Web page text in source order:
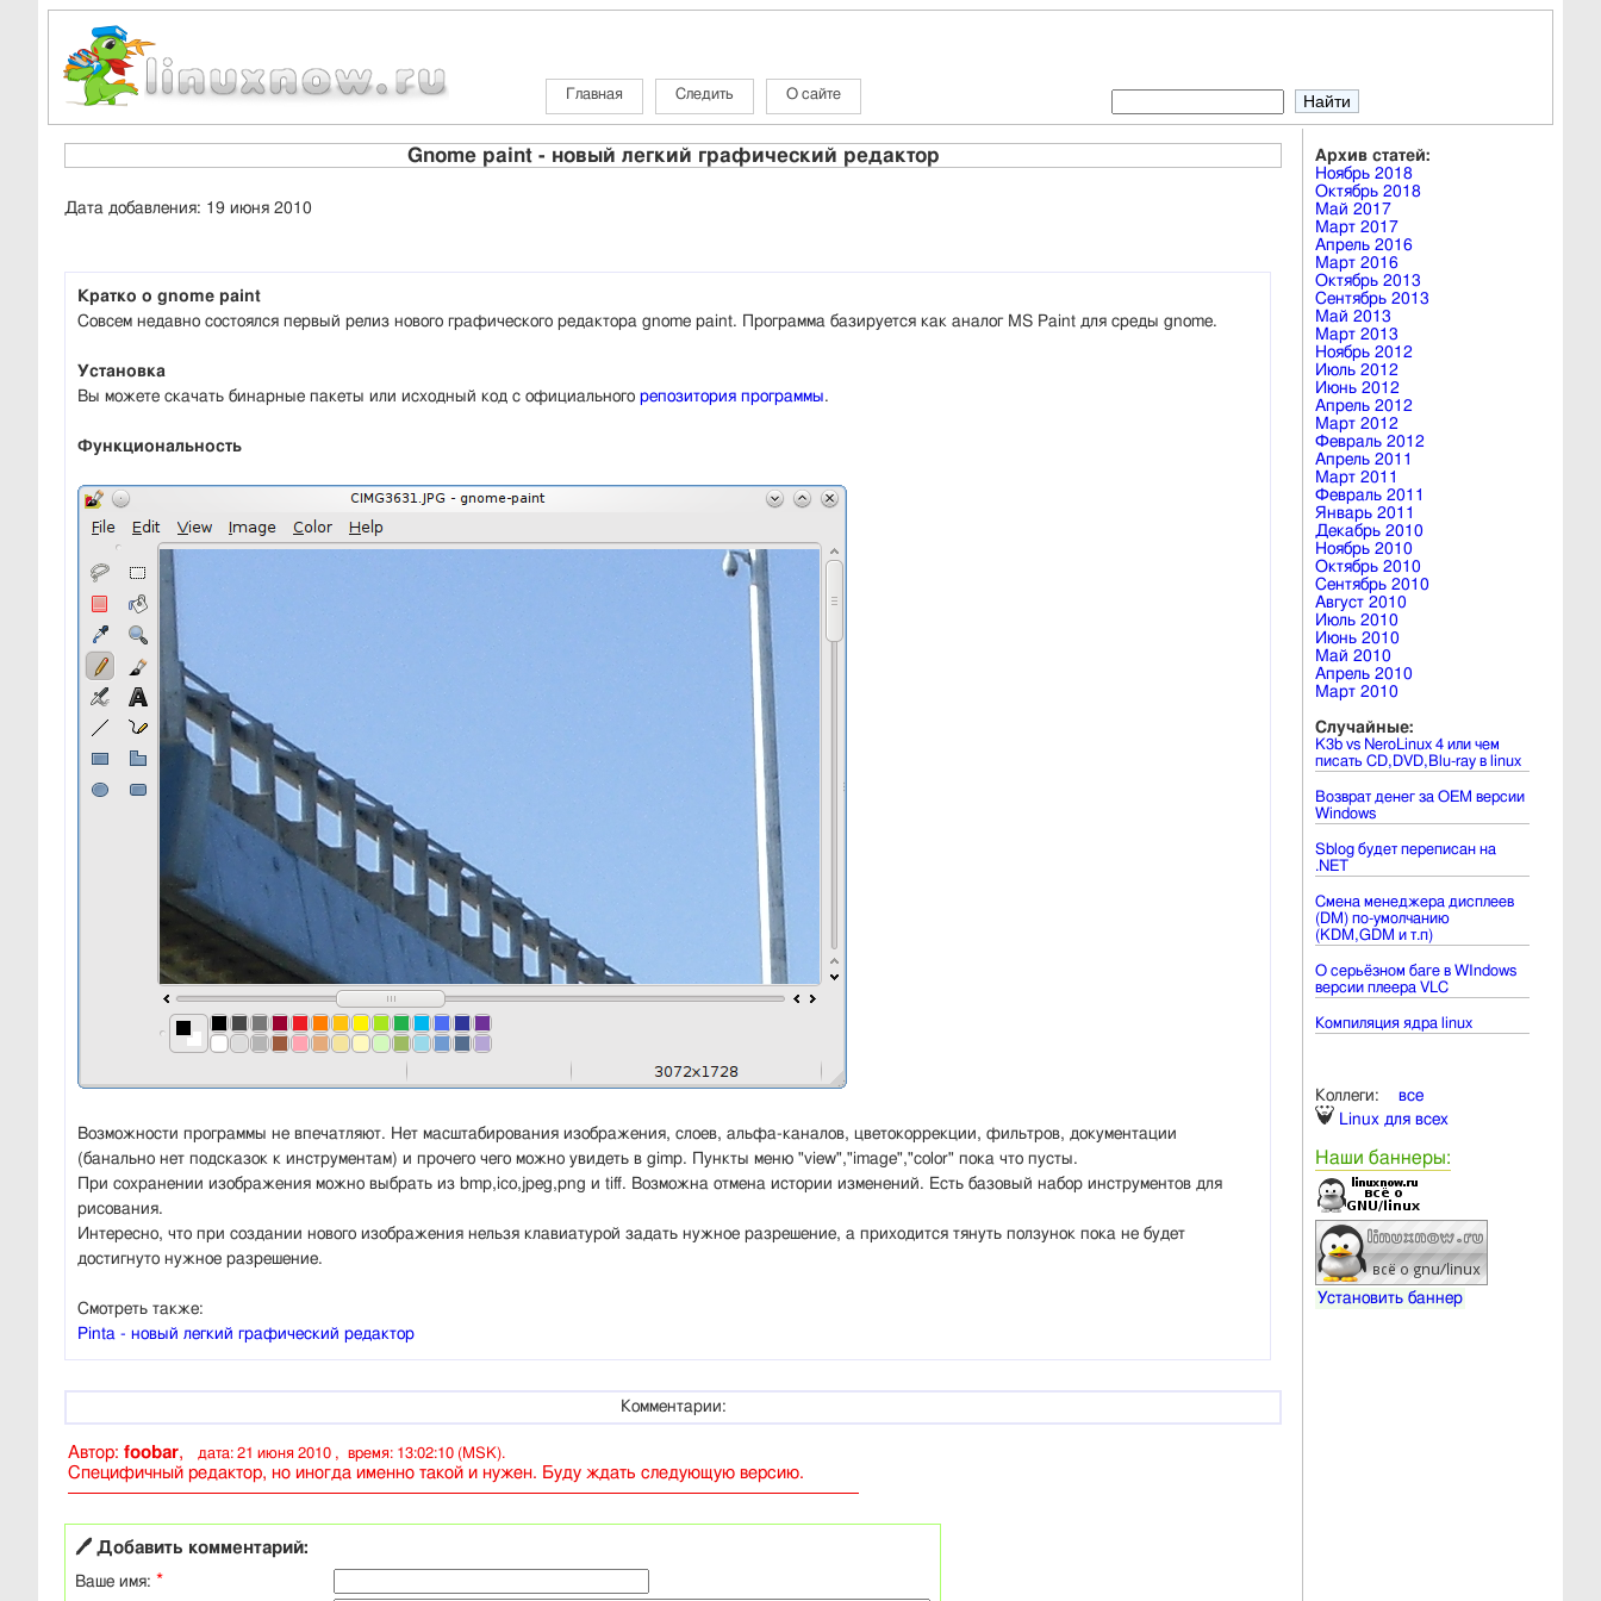
Главная Следить О сайте
Gnome paint - новый легкий графический редактор
Дата добавления: 19 июня 2010
Кратко о gnome paint
Совсем недавно состоялся первый релиз нового графического редактора gnome paint. Программа базируется как аналог MS Paint для среды gnome.
Установка
Вы можете скачать бинарные пакеты или исходный код с официального репозитория программы.
Функциональность
Возможности программы не впечатляют. Нет масштабирования изображения, слоев, альфа-каналов, цветокоррекции, фильтров, документации
(банально нет подсказок к инструментам) и прочего чего можно увидеть в gimp. Пункты меню "view","image","color" пока что пусты.
При сохранении изображения можно выбрать из bmp,ico,jpeg,png и tiff. Возможна отмена истории изменений. Есть базовый набор инструментов для
рисования.
Интересно, что при создании нового изображения нельзя клавиатурой задать нужное разрешение, а приходится тянуть ползунок пока не будет
достигнуто нужное разрешение.
Смотреть также:
Pinta - новый легкий графический редактор
Комментарии:
Автор: foobar, дата: 21 июня 2010 , время: 13:02:10 (MSK).
Специфичный редактор, но иногда именно такой и нужен. Буду ждать следующую версию.
🖊 Добавить комментарий:
Ваше имя: *
Архив статей:
Ноябрь 2018
Октябрь 2018
Май 2017
Март 2017
Апрель 2016
Март 2016
Октябрь 2013
Сентябрь 2013
Май 2013
Март 2013
Ноябрь 2012
Июль 2012
Июнь 2012
Апрель 2012
Март 2012
Февраль 2012
Апрель 2011
Март 2011
Февраль 2011
Январь 2011
Декабрь 2010
Ноябрь 2010
Октябрь 2010
Сентябрь 2010
Август 2010
Июль 2010
Июнь 2010
Май 2010
Апрель 2010
Март 2010
Случайные:
K3b vs NeroLinux 4 или чем
писать CD,DVD,Blu-ray в linux
Возврат денег за OEM версии
Windows
Sblog будет переписан на
.NET
Смена менеджера дисплеев
(DM) по-умолчанию
(KDM,GDM и т.п)
О серьёзном баге в WIndows
версии плеера VLC
Компиляция ядра linux
Коллеги: все
Linux для всех
Наши баннеры:
Установить баннер